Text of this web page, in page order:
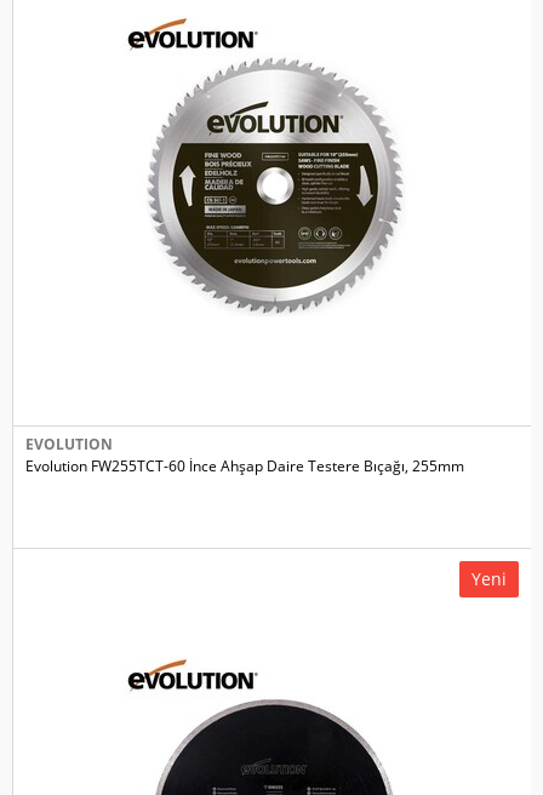
EVOLUTION
Evolution FW255TCT-60 İnce Ahşap Daire Testere Bıçağı, 255mm
Yeni